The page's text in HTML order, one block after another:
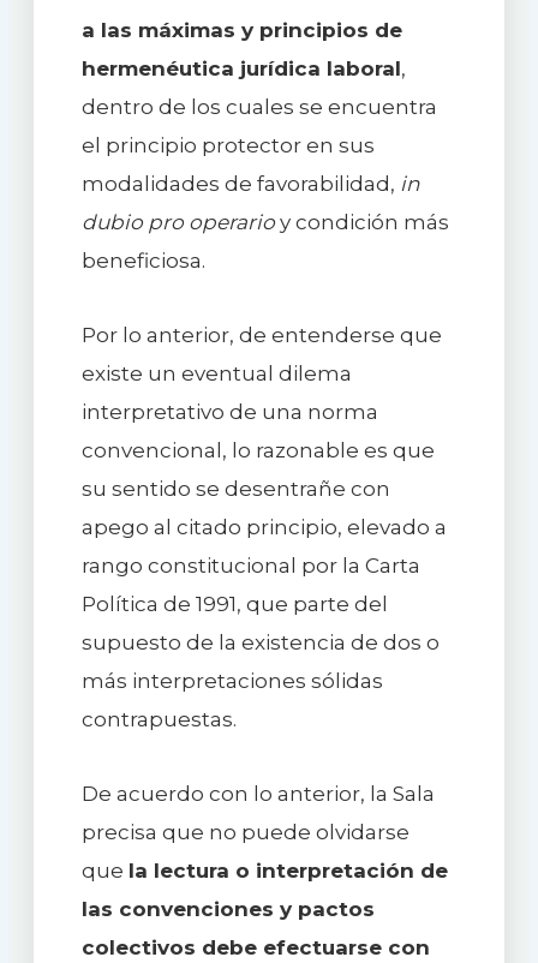
a las máximas y principios de
hermenéutica jurídica laboral,
dentro de los cuales se encuentra
el principio protector en sus
modalidades de favorabilidad, in
dubio pro operarioy condición más
beneficiosa.
Por lo anterior, de entenderse que
existe un eventual dilema
interpretativo de una norma
convencional, lo razonable es que
su sentido se desentrañe con
apego al citado principio, elevado a
rango constitucional por la Carta
Política de 1991, que parte del
supuesto de la existencia de dos o
más interpretaciones sólidas
contrapuestas.
De acuerdo con lo anterior, la Sala
precisa que no puede olvidarse
que la lectura o interpretación de
las convenciones y pactos
colectivos debe efectuarse con